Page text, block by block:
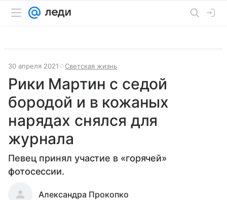
30 апреля 2021 Светская жизнь
Рики Мартин с седой
бородой и в кожаных
нарядах снялся для
журнала
Певец принял участие в «горячей»
фотосессии.
Александра Прокопко